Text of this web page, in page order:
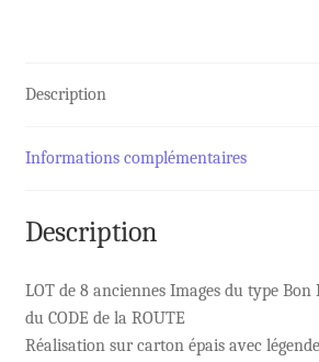
ROUTE
Description
Informations complémentaires
Description
LOT de 8 anciennes Images du type
du CODE de la ROUTE
Réalisation sur carton épais avec